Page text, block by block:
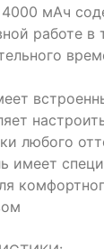
мАч
работе в
любого
имеет